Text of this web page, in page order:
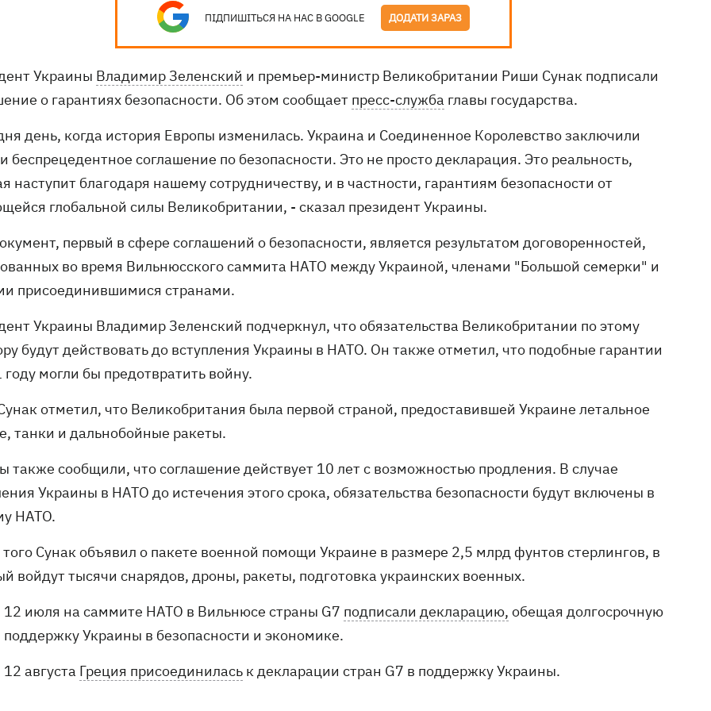
ПІДПИШІТЬСЯ НА НАС В GOOGLE ДОДАТИ ЗАРАЗ
Украины Владимир Зеленский и премьер-министр Великобритании Риши Сунак подписали
о гарантиях безопасности. Об этом сообщает пресс-служба главы государства.
день, когда история Европы изменилась. Украина и Соединенное Королевство заключили
беспрецедентное соглашение по безопасности. Это не просто декларация. Это реальность,
наступит благодаря нашему сотрудничеству, и в частности, гарантиям безопасности от
глобальной силы Великобритании, - сказал президент Украины.
первый в сфере соглашений о безопасности, является результатом договоренностей,
во время Вильнюсского саммита НАТО между Украиной, членами "Большой семерки" и
присоединившимися странами.
Украины Владимир Зеленский подчеркнул, что обязательства Великобритании по этому
будут действовать до вступления Украины в НАТО. Он также отметил, что подобные гарантии
могли бы предотвратить войну.
отметил, что Великобритания была первой страной, предоставившей Украине летальное
танки и дальнобойные ракеты.
также сообщили, что соглашение действует 10 лет с возможностью продления. В случае
Украины в НАТО до истечения этого срока, обязательства безопасности будут включены в
НАТО.
Сунак объявил о пакете военной помощи Украине в размере 2,5 млрд фунтов стерлингов, в
войдут тысячи снарядов, дроны, ракеты, подготовка украинских военных.
12 июля на саммите НАТО в Вильнюсе страны G7 подписали декларацию, обещая долгосрочную
поддержку Украины в безопасности и экономике.
12 августа Греция присоединилась к декларации стран G7 в поддержку Украины.